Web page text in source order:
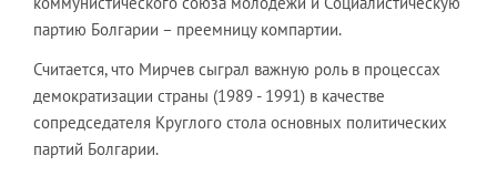
партию Болгарии – преемницу компартии.
Считается, что Мирчев сыграл важную роль в процессах
демократизации страны (1989 - 1991) в качестве
сопредседателя Круг­лого стола основных политических
партий Болгарии.